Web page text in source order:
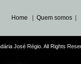
Home Quem somos
José Régio. All Rights